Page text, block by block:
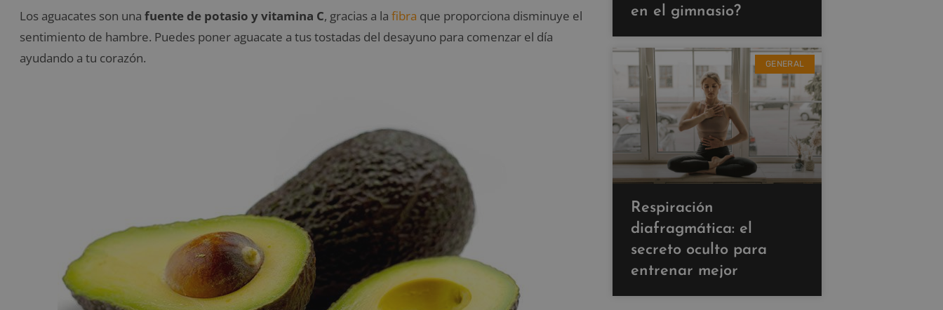
Los aguacates son una fuente de potasio y vitamina C, gracias a la fibra que proporciona disminuye el
sentimiento de hambre. Puedes poner aguacate a tus tostadas del desayuno para comenzar el día
ayudando a tu corazón.
en el gimnasio?
GENERAL
Respiración
diafragmática: el
secreto oculto para
entrenar mejor